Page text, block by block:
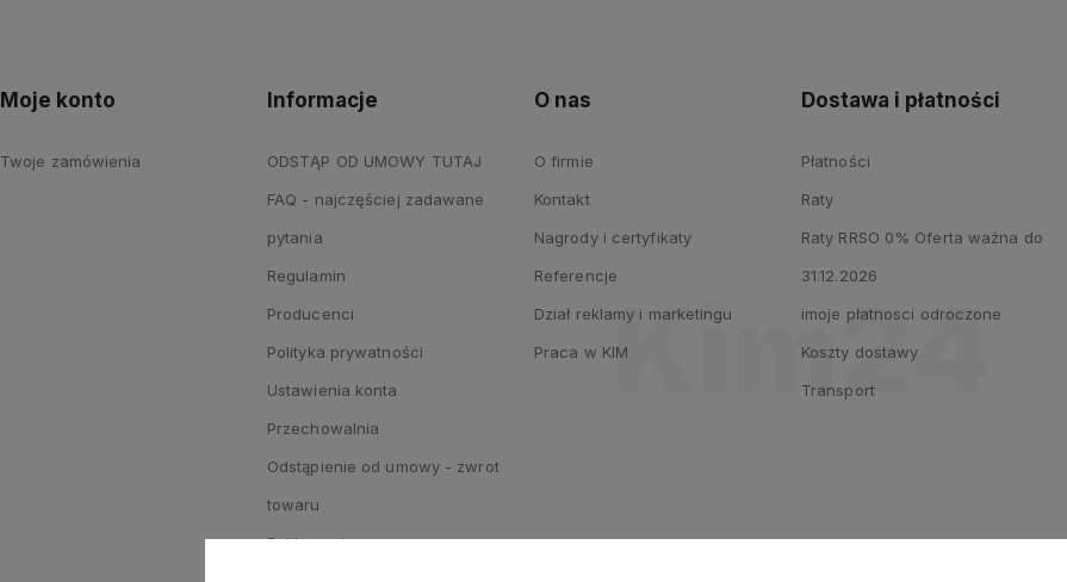
Moje konto
Twoje zamówienia
Informacje
ODSTĄP OD UMOWY TUTAJ
FAQ - najczęściej zadawane
pytania
Regulamin
Producenci
Polityka prywatności
Ustawienia konta
Przechowalnia
Odstąpienie od umowy - zwrot
towaru
Reklamacje
O nas
O firmie
Kontakt
Nagrody i certyfikaty
Referencje
Dział reklamy i marketingu
Praca w KIM
Dostawa i płatności
Płatności
Raty
Raty RRSO 0% Oferta ważna do
31.12.2026
imoje płatnosci odroczone
Koszty dostawy
Transport